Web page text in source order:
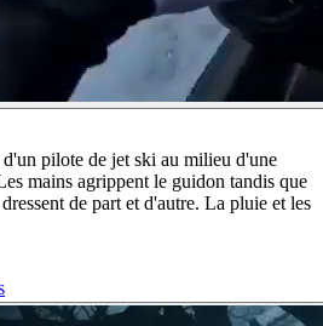
pilote de jet ski au milieu d'une
mains agrippent le guidon tandis que
de part et d'autre. La pluie et les